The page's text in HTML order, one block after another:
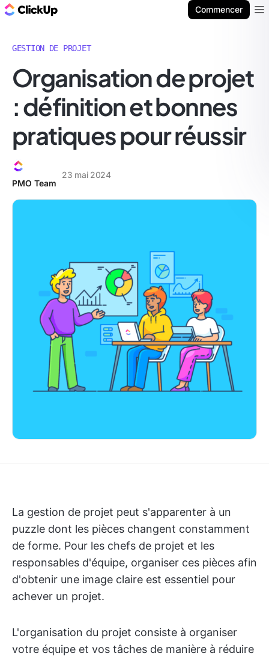
Commencer
GESTION DE PROJET
Organisation de projet
: définition et bonnes
pratiques pour réussir
PMO Team
23 mai 2024
La gestion de projet peut s'apparenter à un
puzzle dont les pièces changent constamment
de forme. Pour les chefs de projet et les
responsables d'équipe, organiser ces pièces afin
d'obtenir une image claire est essentiel pour
achever un projet.
L'organisation du projet consiste à organiser
votre équipe et vos tâches de manière à réduire